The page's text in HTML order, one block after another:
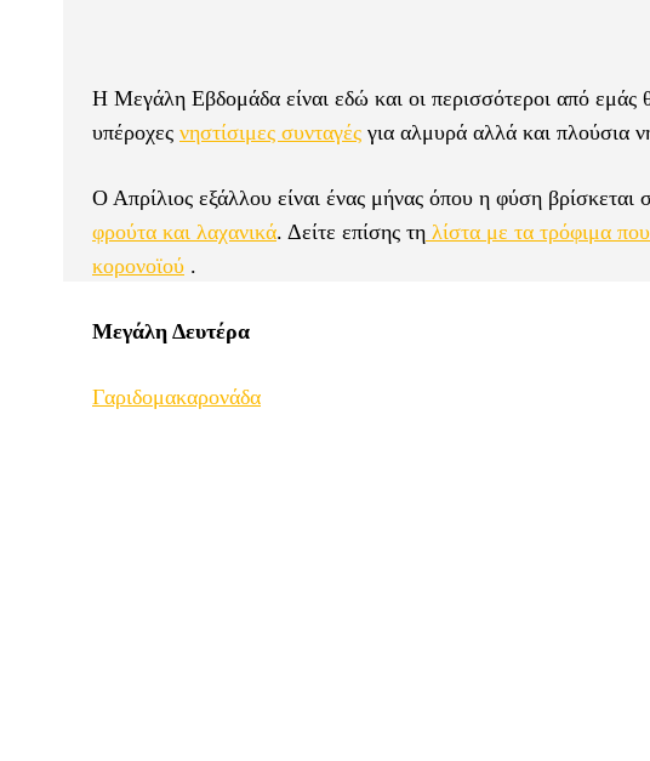
Η Μεγάλη Εβδομάδα είναι εδώ και οι περισσότεροι από
υπέροχες νηστίσιμες συνταγές για αλμυρά αλλά και πλούσια
Ο Απρίλιος εξάλλου είναι ένας μήνας όπου η φύση βρίσκεται
φρούτα και λαχανικά. Δείτε επίσης τη λίστα με τα τρόφιμα
κορονοϊού .
Μεγάλη Δευτέρα
Γαριδομακαρονάδα